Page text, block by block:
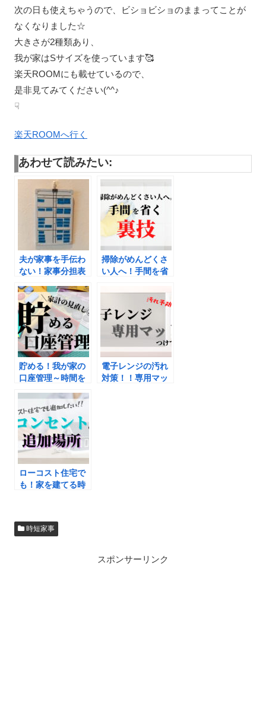
次の日も使えちゃうので、ビショビショのままってことが
なくなりました☆
大きさが2種類あり、
我が家はSサイズを使っています🥰
楽天ROOMにも載せているので、
是非見てみてください(^^♪
☟
楽天ROOMへ行く
あわせて読みたい:
夫が家事を手伝わ
ない！家事分担表
してみた。
掃除がめんどくさ
い人へ！手間を省
貯める！我が家の
口座管理～時間を
る！流れの自動
化！～
電子レンジの汚れ
対策！！専用マッ
ローコスト住宅で
も！家を建てる時
時短家事
スポンサーリンク